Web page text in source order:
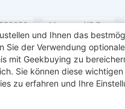
Mecpow X3 Pro
Gutschein 3D-
und Ihnen das
Sie der Verwendung
Geekbuying zu
Sie können diese
zu erfahren und Ihre